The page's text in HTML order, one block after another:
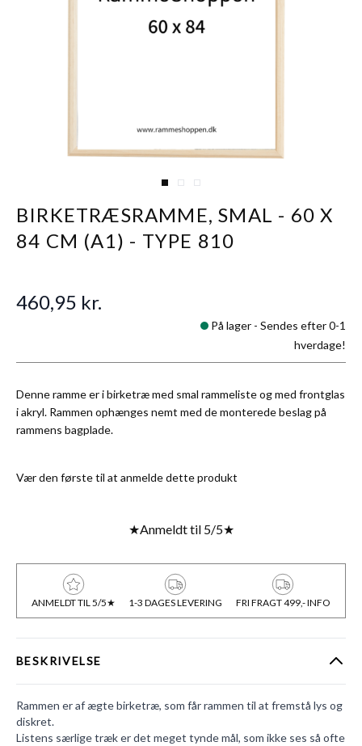
View larger image
View larger image
View larger image
BIRKETRÆSRAMME, SMAL - 60 X
84 CM (A1) - TYPE 810
Denne ramme er i birketræ med smal rammeliste og med frontglas
i akryl. Rammen ophænges nemt med de monterede beslag på
rammens bagplade.
Vær den første til at anmelde dette produkt
460,95 kr.
På lager - Sendes efter 0-1
hverdage!
★Anmeldt til 5/5★
ANMELDT TIL 5/5★ 1-3 DAGES LEVERING FRI FRAGT 499,- INFO
BESKRIVELSE
Rammen er af ægte birketræ, som får rammen til at fremstå lys og
diskret.
Listens særlige træk er det meget tynde mål, som ikke ses så ofte